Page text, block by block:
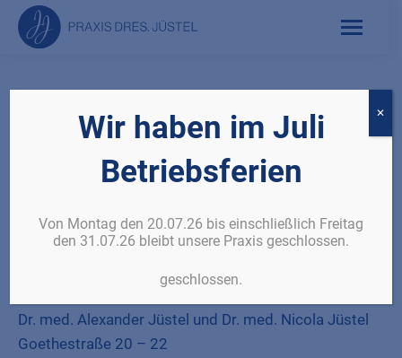
Datenschutzerklärung
1. Name und Kontaktdaten des für die
Diese Datenschutz-Information gilt für die
Dr. med. Alexander Jüstel und Dr. med. Nicola Jüstel
Goethestraße 20 – 22
Wir haben im Juli
Betriebsferien
Von Montag den 20.07.26 bis einschließlich Freitag
den 31.07.26 bleibt unsere Praxis geschlossen.
geschlossen.
✕